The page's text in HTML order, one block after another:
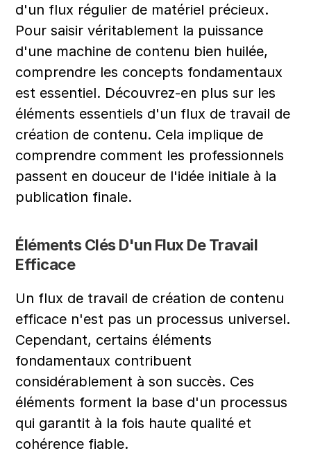
d'un flux régulier de matériel précieux.
Pour saisir véritablement la puissance
d'une machine de contenu bien huilée,
comprendre les concepts fondamentaux
est essentiel. Découvrez-en plus sur les
éléments essentiels d'un flux de travail de
création de contenu. Cela implique de
comprendre comment les professionnels
passent en douceur de l'idée initiale à la
publication finale.
Éléments Clés D'un Flux De Travail
Efficace
Un flux de travail de création de contenu
efficace n'est pas un processus universel.
Cependant, certains éléments
fondamentaux contribuent
considérablement à son succès. Ces
éléments forment la base d'un processus
qui garantit à la fois haute qualité et
cohérence fiable.